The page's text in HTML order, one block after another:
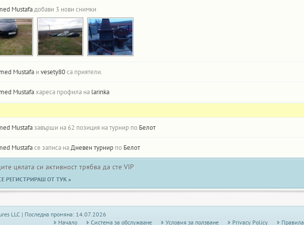
Mustafaдобави 3 нови снимки
Mustafa и vesety80са приятели.
Mustafaхареса профила на larinka
Mustafaзавърши на 62 позиция на турнир по Белот
Mustafaсе записа наДневен турнир по Белот
цялата си активност трябва да сте VIP
РЕГИСТРИРАШ ОТ ТУК »
LLC | Последна промяна: 14.07.2026
Начало
Системa за обслужване Условия за ползване Privacy Policy Правила